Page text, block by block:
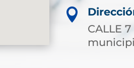

CALLE